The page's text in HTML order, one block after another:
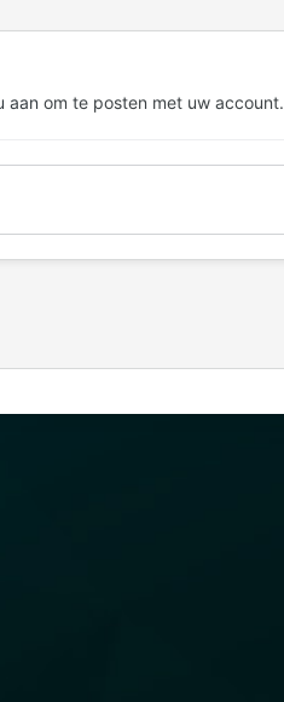
aan om te posten met uw account.